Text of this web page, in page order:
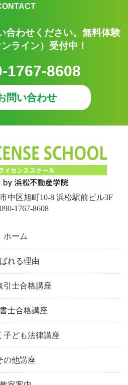
合わせください。無料体験
ンライン）受付中！
1767-8608
問い合わせ
中区旭町10-8 浜松駅前ビル3F
1767-8608
ホーム
れる理由
引士合格講座
士合格講座
子ども法律講座
の他講座